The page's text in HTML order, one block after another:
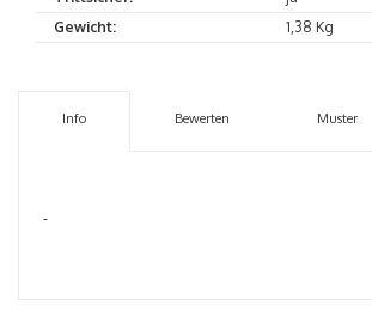
Gewicht:
1,38 Kg
Info Bewerten Muster
-